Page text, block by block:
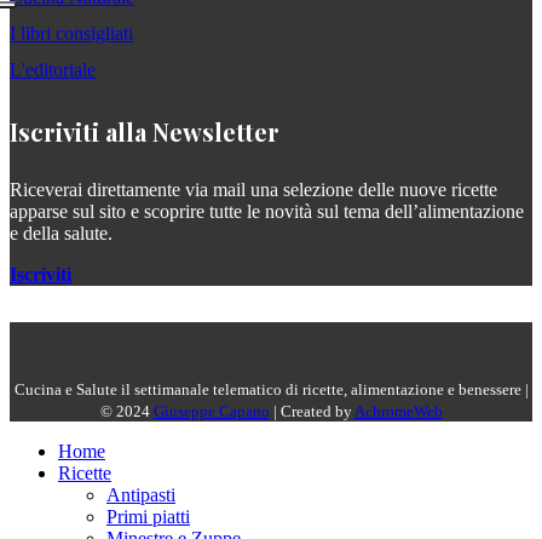
I libri consigliati
L'editoriale
Iscriviti alla Newsletter
Riceverai direttamente via mail una selezione delle nuove ricette
apparse sul sito e scoprire tutte le novità sul tema dell’alimentazione
e della salute.
Iscriviti
Cucina e Salute il settimanale telematico di ricette, alimentazione e benessere |
© 2024 Giuseppe Capano | Created byAchromeWeb
Home
Ricette
Antipasti
Primi piatti